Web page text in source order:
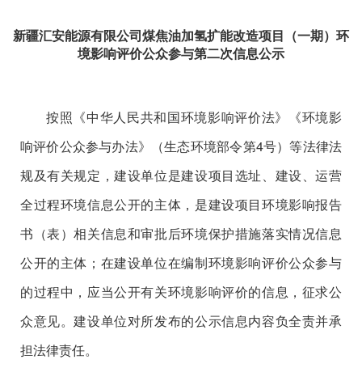
新疆汇安能源有限公司煤焦油加氢扩能改造项目（一期）环
境影响评价公众参与第二次信息公示
按照《中华人民共和国环境影响评价法》《环境影
响评价公众参与办法》（生态环境部令第4号）等法律法
规及有关规定，建设单位是建设项目选址、建设、运营
全过程环境信息公开的主体，是建设项目环境影响报告
书（表）相关信息和审批后环境保护措施落实情况信息
公开的主体 ；在建设单位在编制环境影响评价公众参与
的过程中，应当公开有关环境影响评价的信息，征求公
众意见。建设单位对所发布的公示信息内容负全责并承
担法律责任。